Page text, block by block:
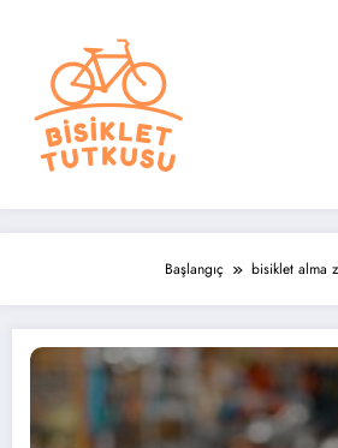
Başlangıç bisiklet alma